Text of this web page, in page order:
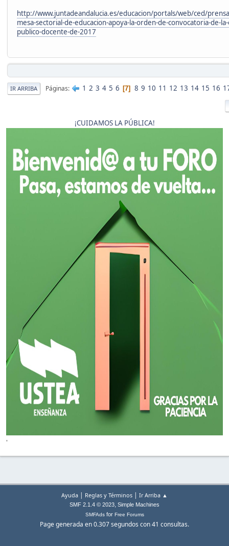
http://www.juntadeandalucia.es/educacion/portals/web/ced/
mesa-sectorial-de-educacion-apoya-la-orden-de-convocatoria-de-
publico-docente-de-2017
IR ARRIBA Páginas 1 2 3 4 5 6 7 8 9 10 11 12 13 14 15 16
¡CUIDAMOS LA PÚBLICA!
'
Ayuda | Reglas y Términos | Ir Arriba ▲
SMF 2.1.4 © 2023, Simple Machines
SMFAdsfor Free Forums
Page generada en 0.307 segundos con 41 consultas.